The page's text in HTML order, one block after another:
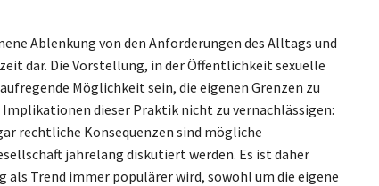
Ablenkung von den Anforderungen des Alltags und
dar. Die Vorstellung, in der Öffentlichkeit sexuelle
Möglichkeit sein, die eigenen Grenzen zu
dieser Praktik nicht zu vernachlässigen:
rechtliche Konsequenzen sind mögliche
jahrelang diskutiert werden. Es ist daher
Trend immer populärer wird, sowohl um die eigene